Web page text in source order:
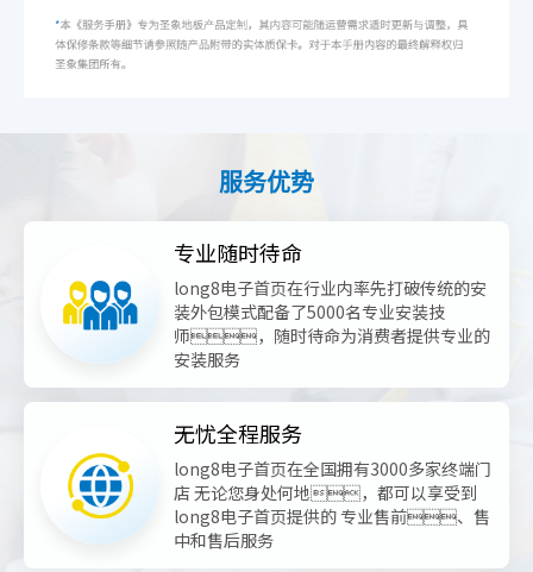
服务优势
专业随时待命
long8电子首页在行业内率先打破传统的安
装外包模式配备了5000名专业安装技
师，随时待命为消费者提供专业的
安装服务
无忧全程服务
long8电子首页在全国拥有3000多家终端门
店无论您身处何地，都可以享受到
long8电子首页提供的专业售前、售
中和售后服务